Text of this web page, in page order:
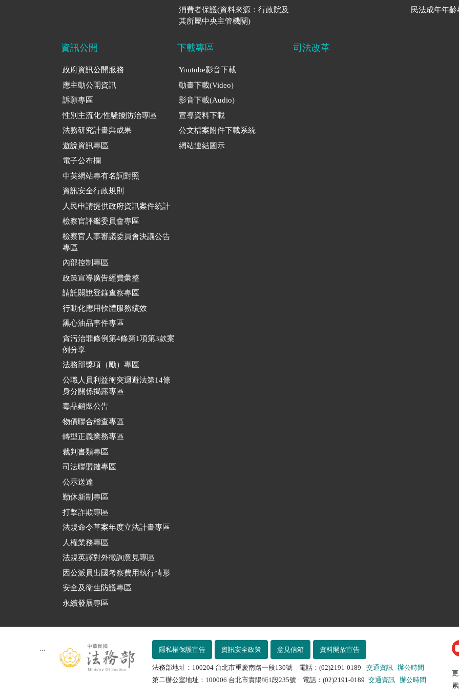
消費者保護(資料來源：行政院及
其所屬中央主管機關)
民法成年年齡
資訊公開
政府資訊公開服務
應主動公開資訊
訴願專區
性別主流化/性騷擾防治專區
法務研究計畫與成果
遊說資訊專區
電子公布欄
中英網站專有名詞對照
資訊安全行政規則
人民申請提供政府資訊案件統計
檢察官評鑑委員會專區
檢察官人事審議委員會決議公告
專區
內部控制專區
政策宣導廣告經費彙整
請託關說登錄查察專區
行動化應用軟體服務績效
黑心油品事件專區
貪污治罪條例第4條第1項第3款案
例分享
法務部獎項（勵）專區
公職人員利益衝突迴避法第14條
身分關係揭露專區
毒品銷燬公告
物價聯合稽查專區
轉型正義業務專區
裁判書類專區
司法聯盟鏈專區
公示送達
勤休新制專區
打擊詐欺專區
法規命令草案年度立法計畫專區
人權業務專區
法規英譯對外徵詢意見專區
因公派員出國考察費用執行情形
安全及衛生防護專區
永續發展專區
下載專區
Youtube影音下載
動畫下載(Video)
影音下載(Audio)
宣導資料下載
公文檔案附件下載系統
網站連結圖示
司法改革
::: 隱私權保護宣告 資訊安全政策 意見信箱 資料開放宣告
法務部地址：100204 台北市重慶南路一段130號 電話：(02)2191-0189 交通資訊
辦公時間
第二辦公室地址：100006 台北市貴陽街1段235號 電話：(02)2191-0189 交通資訊 辦公時間